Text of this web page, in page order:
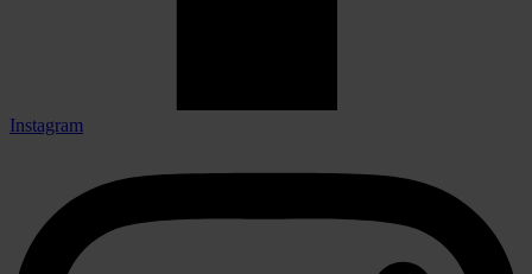
Instagram